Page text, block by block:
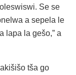
Se se
a sepela le
lapa la gešo,” a
tša go